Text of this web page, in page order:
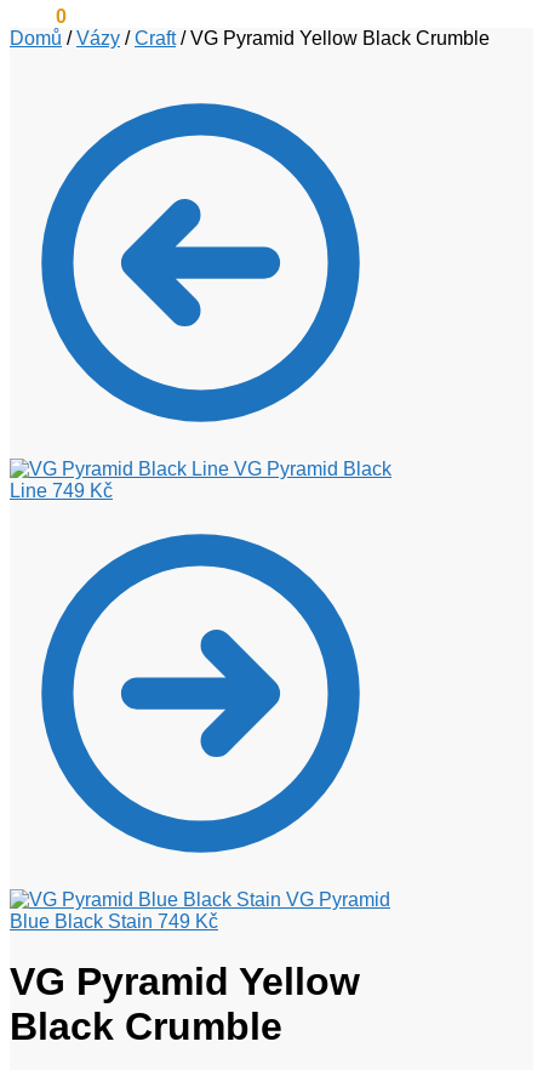
0
Domů /Vázy /Craft/VG Pyramid Yellow Black Crumble
VG Pyramid Black
Line 749 Kč
VG Pyramid
Blue Black Stain 749 Kč
VG Pyramid Yellow
Black Crumble